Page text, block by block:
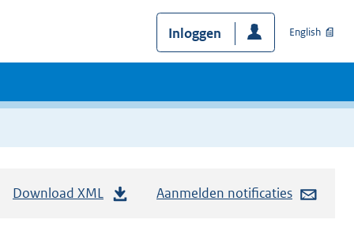
Inloggen English
Download XML Aanmelden notificaties